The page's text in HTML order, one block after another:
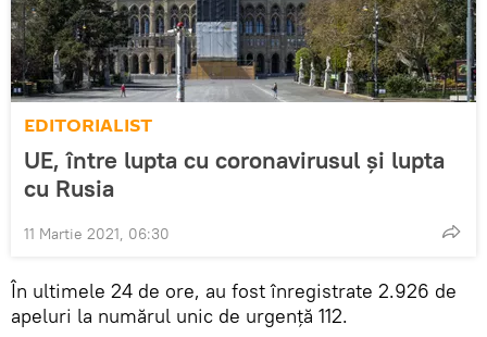
EDITORIALIST
UE, între lupta cu coronavirusul și lupta
cu Rusia
11 Martie 2021, 06:30
În ultimele 24 de ore, au fost înregistrate 2.926 de
apeluri la numărul unic de urgență 112.